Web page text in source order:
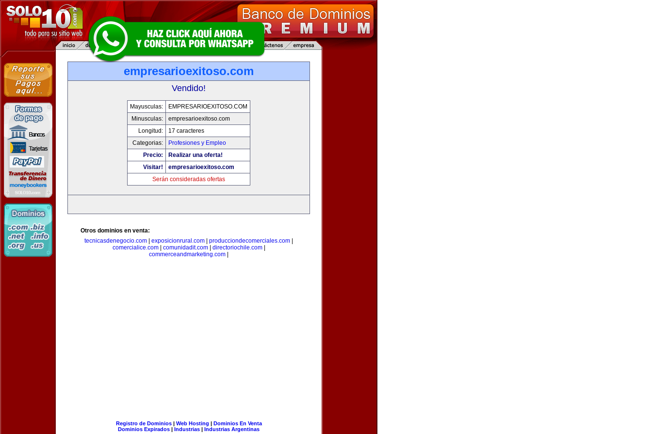
empresarioexitoso.com
Vendido!
Mayusculas:
EMPRESARIOEXITOSO.COM
Minusculas:
empresarioexitoso.com
Longitud:
17 caracteres
Categorias:
Profesiones y Empleo
Precio:
Realizar una oferta!
Visitar!
empresarioexitoso.com
Serán consideradas ofertas
Otros dominios en venta:
tecnicasdenegocio.com
exposicionrural.com producciondecomerciales.com
comercialice.com| comunidadit.com| directoriochile.com|
commerceandmarketing.com
Registro de Dominios| Web Hosting | Dominios En Venta
Dominios Expirados | Industrias | Industrias Argentinas